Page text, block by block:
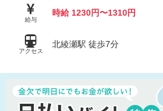
給与
時給 1230円〜1310円
アクセス
北綾瀬駅 徒歩7分